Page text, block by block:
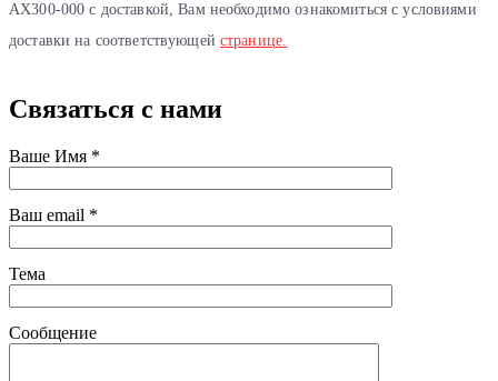
AX300-000 с доставкой, Вам необходимо ознакомиться с условиями
доставки на соответствующей странице.
Связаться с нами
Ваше Имя *
Ваш email *
Тема
Сообщение